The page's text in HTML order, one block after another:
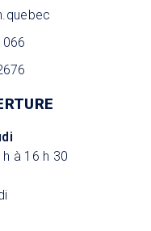
à 16 h 30